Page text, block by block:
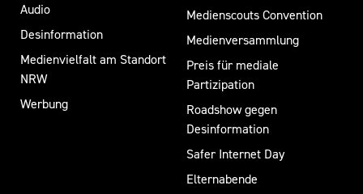
Audio
Desinformation
Medienvielfalt am Standort
NRW
Werbung
Medienscouts Convention
Medienversammlung
Preis für mediale
Partizipation
Roadshow gegen
Desinformation
Safer Internet Day
Elternabende